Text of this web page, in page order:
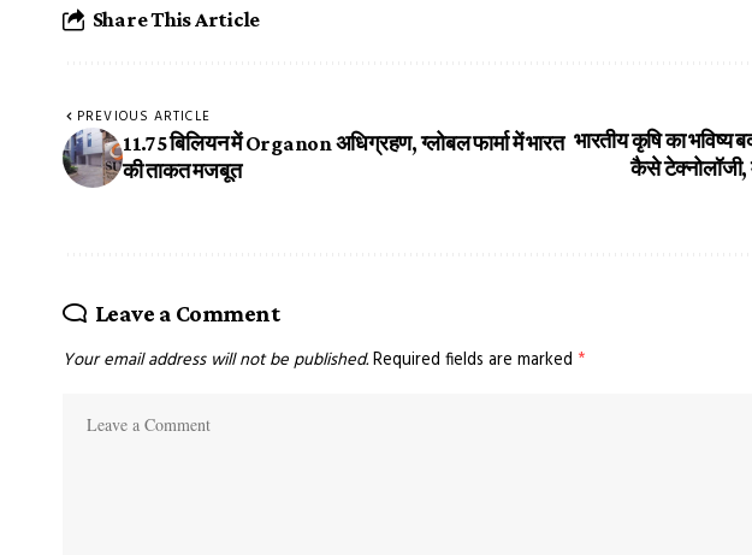
Share This Article
PREVIOUS ARTICLE
11.75 बिलियन में Organon अधिग्रहण, ग्लोबल फार्मा में भारत
की ताकत मजबूत
भारतीय कृषि का भविष्य
कैसे टेक्नोलॉजी,
Leave a Comment
Your email address will not be published.Required fields are marked *